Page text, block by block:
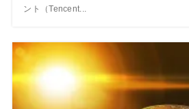
ント（Tencent...